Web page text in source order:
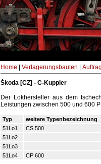
Home Verlagerungsbauten
Škoda [CZ] - C-Kuppler
Der Lokhersteller aus dem
Leistungen zwischen 500 und 600
Typ weitere Typenbezeichnung
51Lo1
CS 500
51Lo2
51Lo3
51Lo4
CP 600